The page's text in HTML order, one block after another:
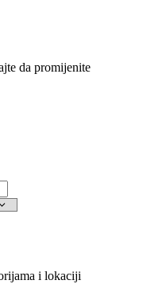
da promijenite
i lokaciji